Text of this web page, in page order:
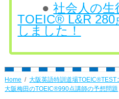
●社会人の
TOEIC® L&R
しました！
Home
大阪英語特訓道場TOEIC®TEST
大阪梅田のTOEIC®990点講師の予想問題